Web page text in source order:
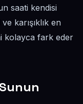
saati kendisi
karışıklık en
kolayca fark eder